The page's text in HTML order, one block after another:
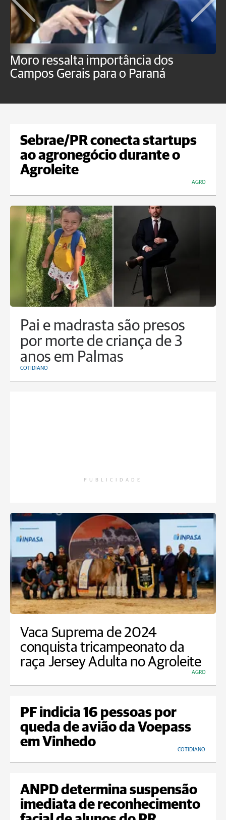
Moro ressalta importância dos
Campos Gerais para o Paraná
Sebrae/PR conecta startups
ao agronegócio durante o
Agroleite
AGRO
Pai e madrasta são presos
por morte de criança de 3
anos em Palmas
COTIDIANO
PUBLICIDADE
Vaca Suprema de 2024
conquista tricampeonato da
raça Jersey Adulta no Agroleite
AGRO
PF indicia 16 pessoas por
queda de avião da Voepass
em Vinhedo
COTIDIANO
ANPD determina suspensão
imediata de reconhecimento